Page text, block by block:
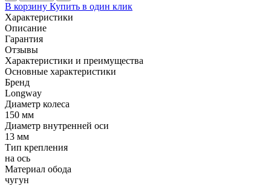
В корзину Купить в один клик
Характеристики
Описание
Гарантия
Отзывы
Характеристики и преимущества
Основные характеристики
Бренд
Longway
Диаметр колеса
150 мм
Диаметр внутренней оси
13 мм
Тип крепления
на ось
Материал обода
чугун